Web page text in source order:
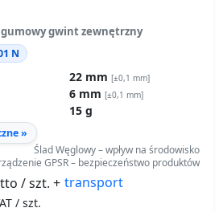
gwint zewnętrzny
N
22 mm [±0,1 mm]
6 mm [±0,1 mm]
15 g
»
Ślad Węglowy – wpływ na środowisko
GPSR – bezpieczeństwo produktów
/ szt. + transport
/ szt.